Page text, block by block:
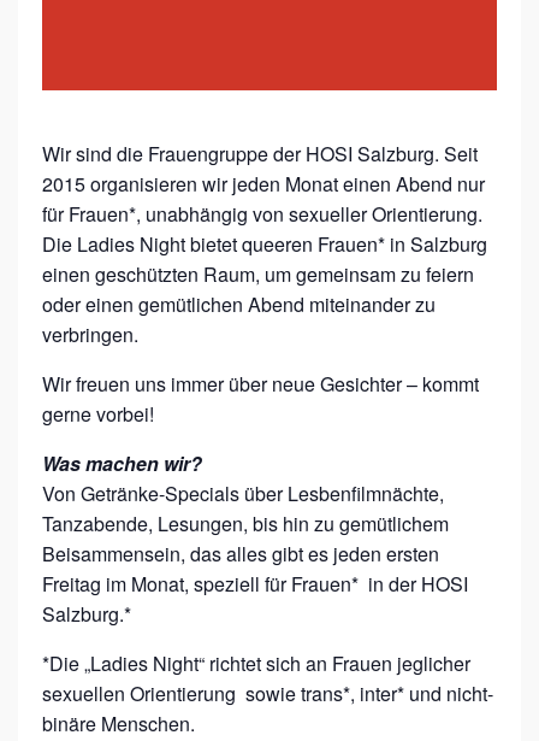
Wir sind die Frauengruppe der HOSI Salzburg. Seit
2015 organisieren wir jeden Monat einen Abend nur
für Frauen*, unabhängig von sexueller Orientierung.
Die Ladies Night bietet queeren Frauen* in Salzburg
einen geschützten Raum, um gemeinsam zu feiern
oder einen gemütlichen Abend miteinander zu
verbringen.
Wir freuen uns immer über neue Gesichter – kommt
gerne vorbei!
Was machen wir?
Von Getränke-Specials über Lesbenfilmnächte,
Tanzabende, Lesungen, bis hin zu gemütlichem
Beisammensein, das alles gibt es jeden ersten
Freitag im Monat, speziell für Frauen* in der HOSI
Salzburg.*
*Die „Ladies Night“ richtet sich an Frauen jeglicher
sexuellen Orientierung sowie trans*, inter* und nicht-
binäre Menschen.